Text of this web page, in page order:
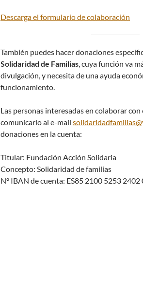
Descarga el formulario de colaboración
También puedes hacer donaciones
Solidaridad de Familias, cuya función va
divulgación, y necesita de una ayuda
funcionamiento.
Las personas interesadas en colaborar
comunicarlo al e-mail
donaciones en la cuenta:
Titular: Fundación Acción Solidaria
Concepto: Solidaridad de familias
Nº IBAN de cuenta: ES85 2100 5253